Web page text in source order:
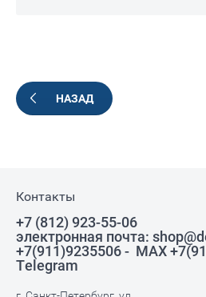
НАЗАД
Контакты
+7 (812) 923-55-06
электронная почта:
+7(911)9235506 - MAX
Telegram